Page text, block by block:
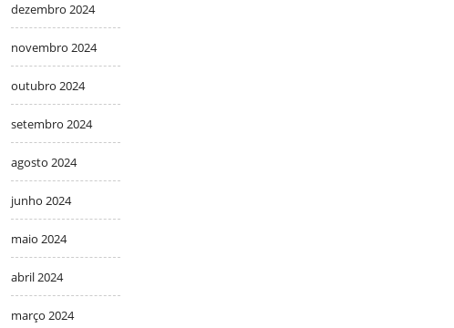
dezembro 2024
novembro 2024
outubro 2024
setembro 2024
agosto 2024
junho 2024
maio 2024
abril 2024
março 2024